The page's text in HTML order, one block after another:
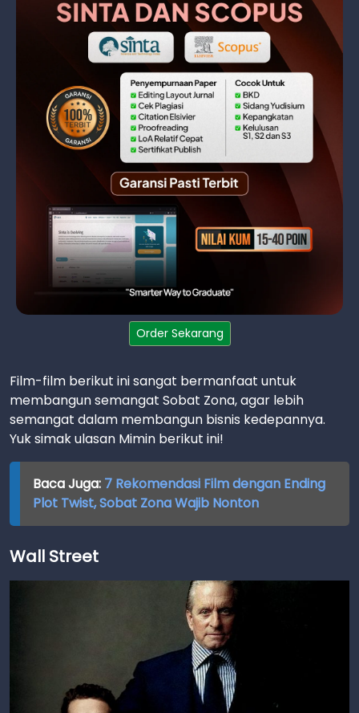
Order Sekarang
Film-film berikut ini sangat bermanfaat untuk
membangun semangat Sobat Zona, agar lebih
semangat dalam membangun bisnis kedepannya.
Yuk simak ulasan Mimin berikut ini!
Baca Juga:7 Rekomendasi Film dengan Ending
Plot Twist, Sobat Zona Wajib Nonton
Wall Street